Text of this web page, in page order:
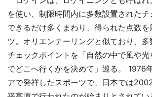
を使い、制限時間内に多数設置された
できるだけ多くまわり、得られた点数
ツ。オリエンテーリングと似ており、
チェックポイントを「自然の中で風や
でどこへ行くかを決めて」巡る。 1976
アで発祥したスポーツで、日本では